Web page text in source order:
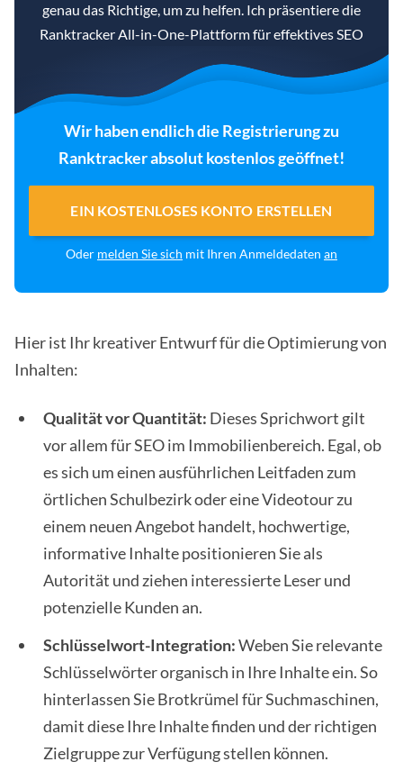
genau das Richtige, um zu helfen. Ich präsentiere die
Ranktracker All-in-One-Plattform für effektives SEO
Wir haben endlich die Registrierung zu
Ranktracker absolut kostenlos geöffnet!
EIN KOSTENLOSES KONTO ERSTELLEN
Oder melden Sie sich mit Ihren Anmeldedaten an
Hier ist Ihr kreativer Entwurf für die Optimierung von
Inhalten:
Qualität vor Quantität: Dieses Sprichwort gilt
vor allem für SEO im Immobilienbereich. Egal, ob
es sich um einen ausführlichen Leitfaden zum
örtlichen Schulbezirk oder eine Videotour zu
einem neuen Angebot handelt, hochwertige,
informative Inhalte positionieren Sie als
Autorität und ziehen interessierte Leser und
potenzielle Kunden an.
Schlüsselwort-Integration:Weben Sie relevante
Schlüsselwörter organisch in Ihre Inhalte ein. So
hinterlassen Sie Brotkrümel für Suchmaschinen,
damit diese Ihre Inhalte finden und der richtigen
Zielgruppe zur Verfügung stellen können.